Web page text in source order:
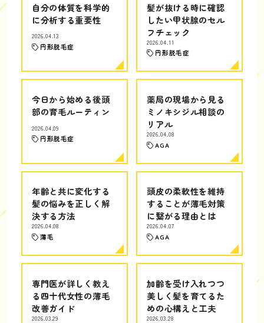
自分の体質を科学的
に分析する重要性
2026.04.13
円形脱毛症
髪が抜ける時に確認
したい甲状腺のセル
フチェック
2026.04.11
円形脱毛症
今日から始める後頭
部の育毛ルーティン
2026.04.09
円形脱毛症
薬局の現場から見る
ミノキシジル相談の
リアル
2026.04.08
AGA
年齢と共に変化する
髪の悩みを正しく解
決する方法
2026.04.08
薄毛
頭皮の柔軟性を維持
することが薄毛対策
に繋がる理由とは
2026.04.07
AGA
専門医が詳しく教え
る四十代女性の薄毛
改善ガイド
2026.03.29
加齢を受け入れつつ
美しく髪を育てるた
めの心構えと工夫
2026.03.28